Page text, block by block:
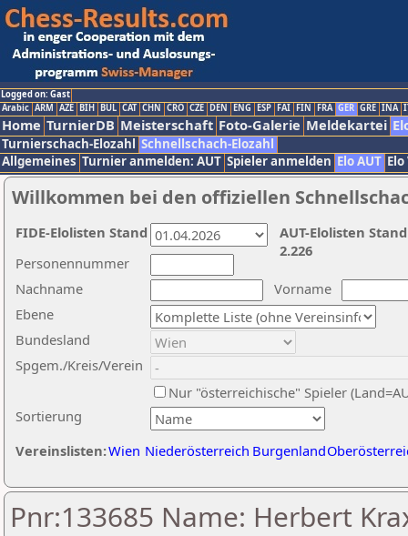
Logged on: Gast
Arabic ARM AZE BIH BUL CAT CHN CRO CZE DEN ENG ESP FAI FIN FRA GER GRE INA
Home TurnierDB Meisterschaft Foto-Galerie Meldekartei
Turnierschach-Elozahl Schnellschach-Elozahl
Allgemeines Turnier anmelden: AUT Spieler anmelden Elo AUT
Willkommen bei den offiziellen
Nachname
Vorname
Ebene
Sortierung
Personennummer
Bundesland
Spgem./Kreis/Verein
Nur "österreichische" Spieler
Vereinslisten:Wien Niederösterreich Burgenland
AUT-Elolisten
2.226
FIDE-Elolisten Stand
Pnr:133685 Name: Herbert